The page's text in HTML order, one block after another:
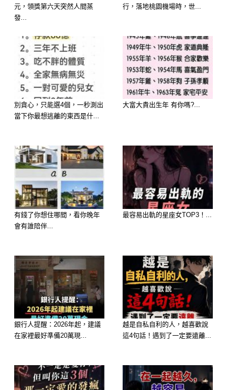
合、親密，不過他那拘謹、保守的個
性，又壓抑著他內心的波濤洶湧，不太
敢向你表白，讓你摸不清他真正的想
法。
所以，你不妨主動一些，多製造機會讓
他可以表白，你們更能加速彼此的情愛
溫度，邁向人生的另一個階段。
這種類型的男人是不在乎自己穿什麼鞋
子的男人，亂穿一通。
有的時候鞋子與衣服一點兒也不相配，
哪怕是鞋子早已破損、式樣過時，他也
無所謂，甚至沒有穿襪子，襪子已破
他是個不拘小節的男人，常常眼高手
低。
私生活沒什麼條理，又喜歡做白日夢，
相信總有一天自己可以一步登天，容易
過著自欺欺人的生活。
和他剛約會時，他會刻意安排約會地
發了。他注重的是物美價廉的消費，除
非他自己想要吃頓大餐，否則他絕對不
元，領獎第六天突然人間蒸
發...
行，落地桃園機場時，世...
別貪心，只能選4個，一秒測出
當下你最想逃離的東西是什...
大富大貴出生年 有你嗎?...
有錢了你想住哪間，看你晚年
會有誰陪伴...
最容易出軌的星座女TOP3！...
銀行人提醒：2026年起，建議
在家裡最好準備20萬現...
越是自私自利的人，越喜歡說
這4句話！遇到了一定要遠離...